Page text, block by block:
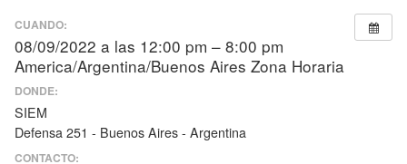
CUANDO:
08/09/2022 a las 12:00 pm – 8:00 pm
America/Argentina/Buenos Aires Zona Horaria
DONDE:
SIEM
Defensa 251 - Buenos Aires - Argentina
CONTACTO: